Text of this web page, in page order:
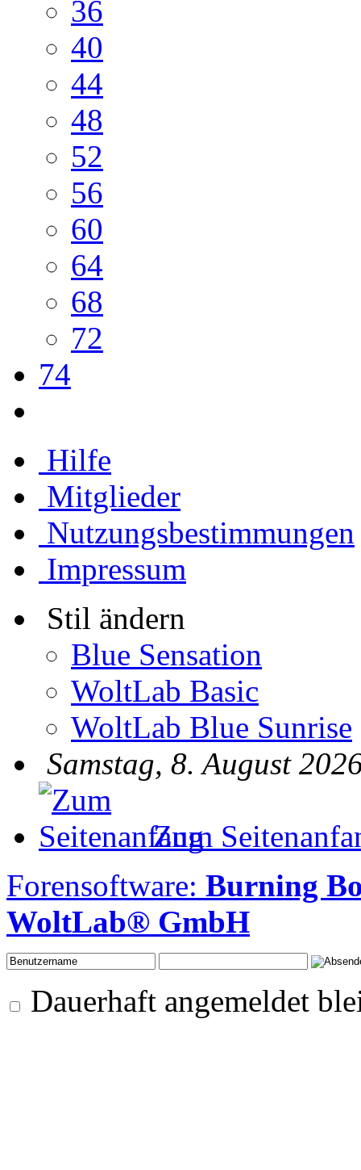
36
40
44
48
52
56
60
64
68
72
74
Hilfe
Mitglieder
Nutzungsbestimmungen
Impressum
Stil ändern
Blue Sensation
WoltLab Basic
WoltLab Blue Sunrise
Samstag, 8. August
Zum
Forensoftware: Burning
WoltLab® GmbH
Dauerhaft angemeldet